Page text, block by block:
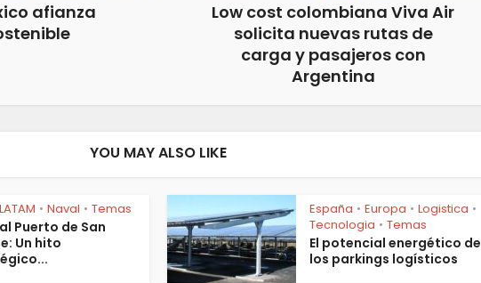
afianza
Low cost colombiana Viva Air
solicita nuevas rutas de
carga y pasajeros con
Argentina
YOU MAY ALSO LIKE
LATAM • Naval • Temas
Puerto de San
Un hito
España • Europa • Logistica •
Tecnologia • Temas
El potencial energético de
los parkings logísticos